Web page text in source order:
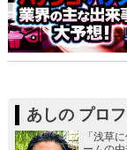
あしの プロ
「浅草